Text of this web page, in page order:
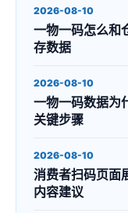
2026-08-10
一物一码怎么和
存数据
2026-08-10
一物一码数据为
关键步骤
2026-08-10
消费者扫码页面
内容建议